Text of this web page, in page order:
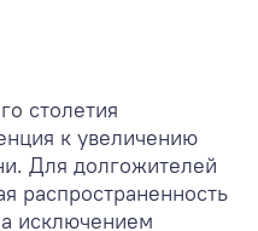
столетия
к увеличению
Для долгожителей
распространенность
исключением